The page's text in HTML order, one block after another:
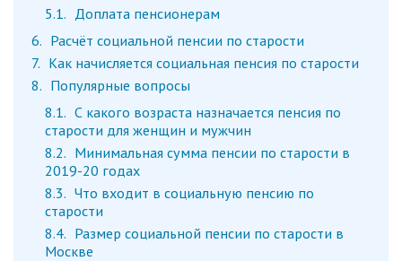
5.1
Доплата пенсионерам
6
Расчёт социальной пенсии по старости
7
Как начисляется социальная пенсия по старости
8
Популярные вопросы
8.1
С какого возраста назначается пенсия по
старости для женщин и мужчин
8.2
Минимальная сумма пенсии по старости в
2019-20 годах
8.3
Что входит в социальную пенсию по
старости
8.4
Размер социальной пенсии по старости в
Москве